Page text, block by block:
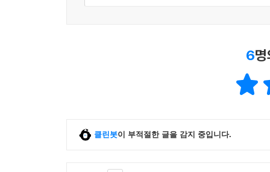
6
클린봇이 부적절한 글을 감지 중입니다.